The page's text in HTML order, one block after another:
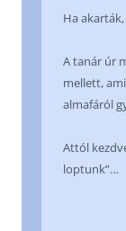
Ha
A tanár úr
mellett,
almafáról
Attól
loptunk”…